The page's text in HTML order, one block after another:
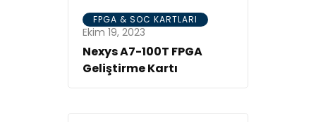
FPGA & SOC KARTLARI
Ekim 19, 2023
Nexys A7-100T FPGA
Geliştirme Kartı